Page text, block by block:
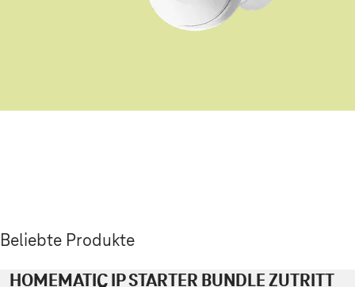
Beliebte Produkte
HOMEMATIC IP STARTER BUNDLE ZUTRITT